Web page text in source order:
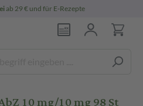
ab 29 € und für E-Rezepte